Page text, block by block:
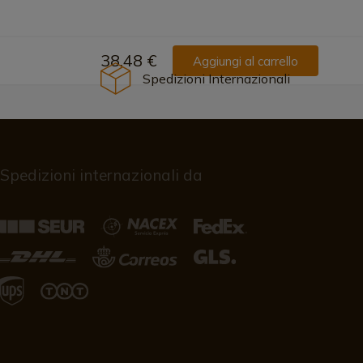
38,48 € Aggiungi al carrello
Spedizioni Internazionali
Spedizioni internazionali da